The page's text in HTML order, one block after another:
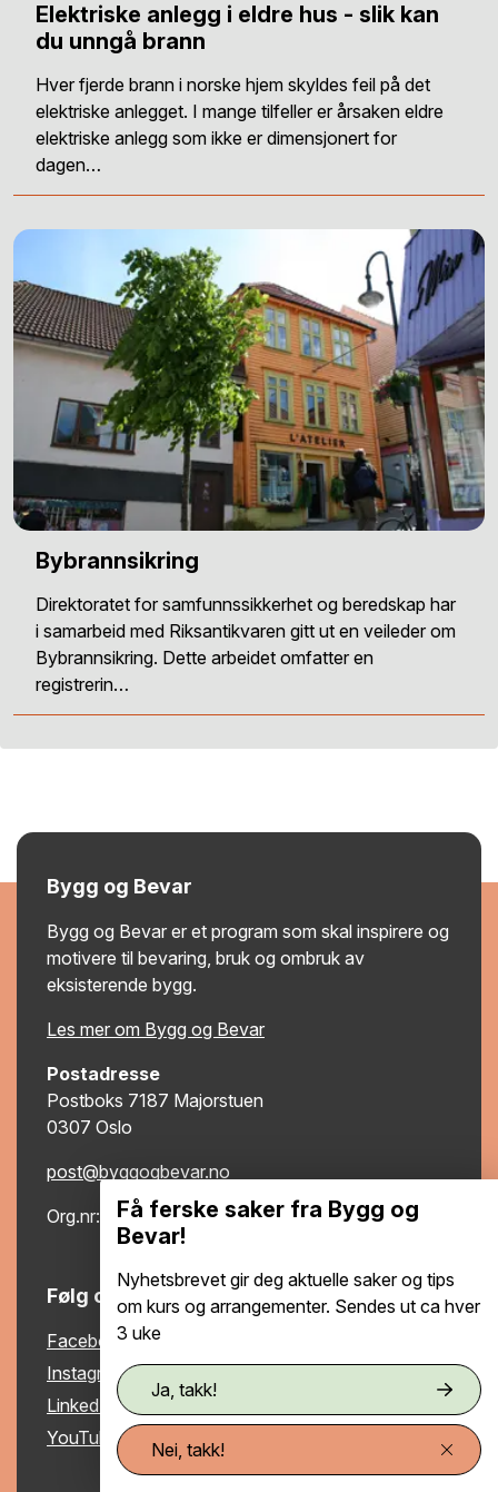
Elektriske anlegg i eldre hus - slik kan
du unngå brann
Hver fjerde brann i norske hjem skyldes feil på det
elektriske anlegget. I mange tilfeller er årsaken eldre
elektriske anlegg som ikke er dimensjonert for
dagen…
Bybrannsikring
Direktoratet for samfunnssikkerhet og beredskap har
i samarbeid med Riksantikvaren gitt ut en veileder om
Bybrannsikring. Dette arbeidet omfatter en
registrerin…
Bygg og Bevar
Bygg og Bevar er et program som skal inspirere og
motivere til bevaring, bruk og ombruk av
eksisterende bygg.
Les mer om Bygg og Bevar
Postadresse
Postboks 7187 Majorstuen
0307 Oslo
post@byggogbevar.no
Org.nr: 983 060 463
Følg oss
Facebook
Instagram
LinkedIn
YouTube
Få ferske saker fra Bygg og
Bevar!
Nyhetsbrevet gir deg aktuelle saker og tips
om kurs og arrangementer. Sendes ut ca hver
3 uke
Ja, takk!
Nei, takk!